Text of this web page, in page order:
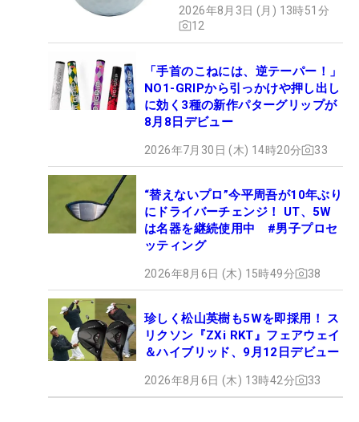
2026年8月3日 (月) 13時51分
12
「手首のこねには、逆テーパー！」
NO1-GRIPから引っかけや押し出し
に効く3種の新作パターグリップが
8月8日デビュー
2026年7月30日 (木) 14時20分 33
“替えないプロ”今平周吾が10年ぶり
にドライバーチェンジ！ UT、5W
は名器を継続使用中 #男子プロセ
ッティング
2026年8月6日 (木) 15時49分 38
珍しく松山英樹も5Wを即採用！ ス
リクソン『ZXi RKT』フェアウェイ
＆ハイブリッド、9月12日デビュー
2026年8月6日 (木) 13時42分 33